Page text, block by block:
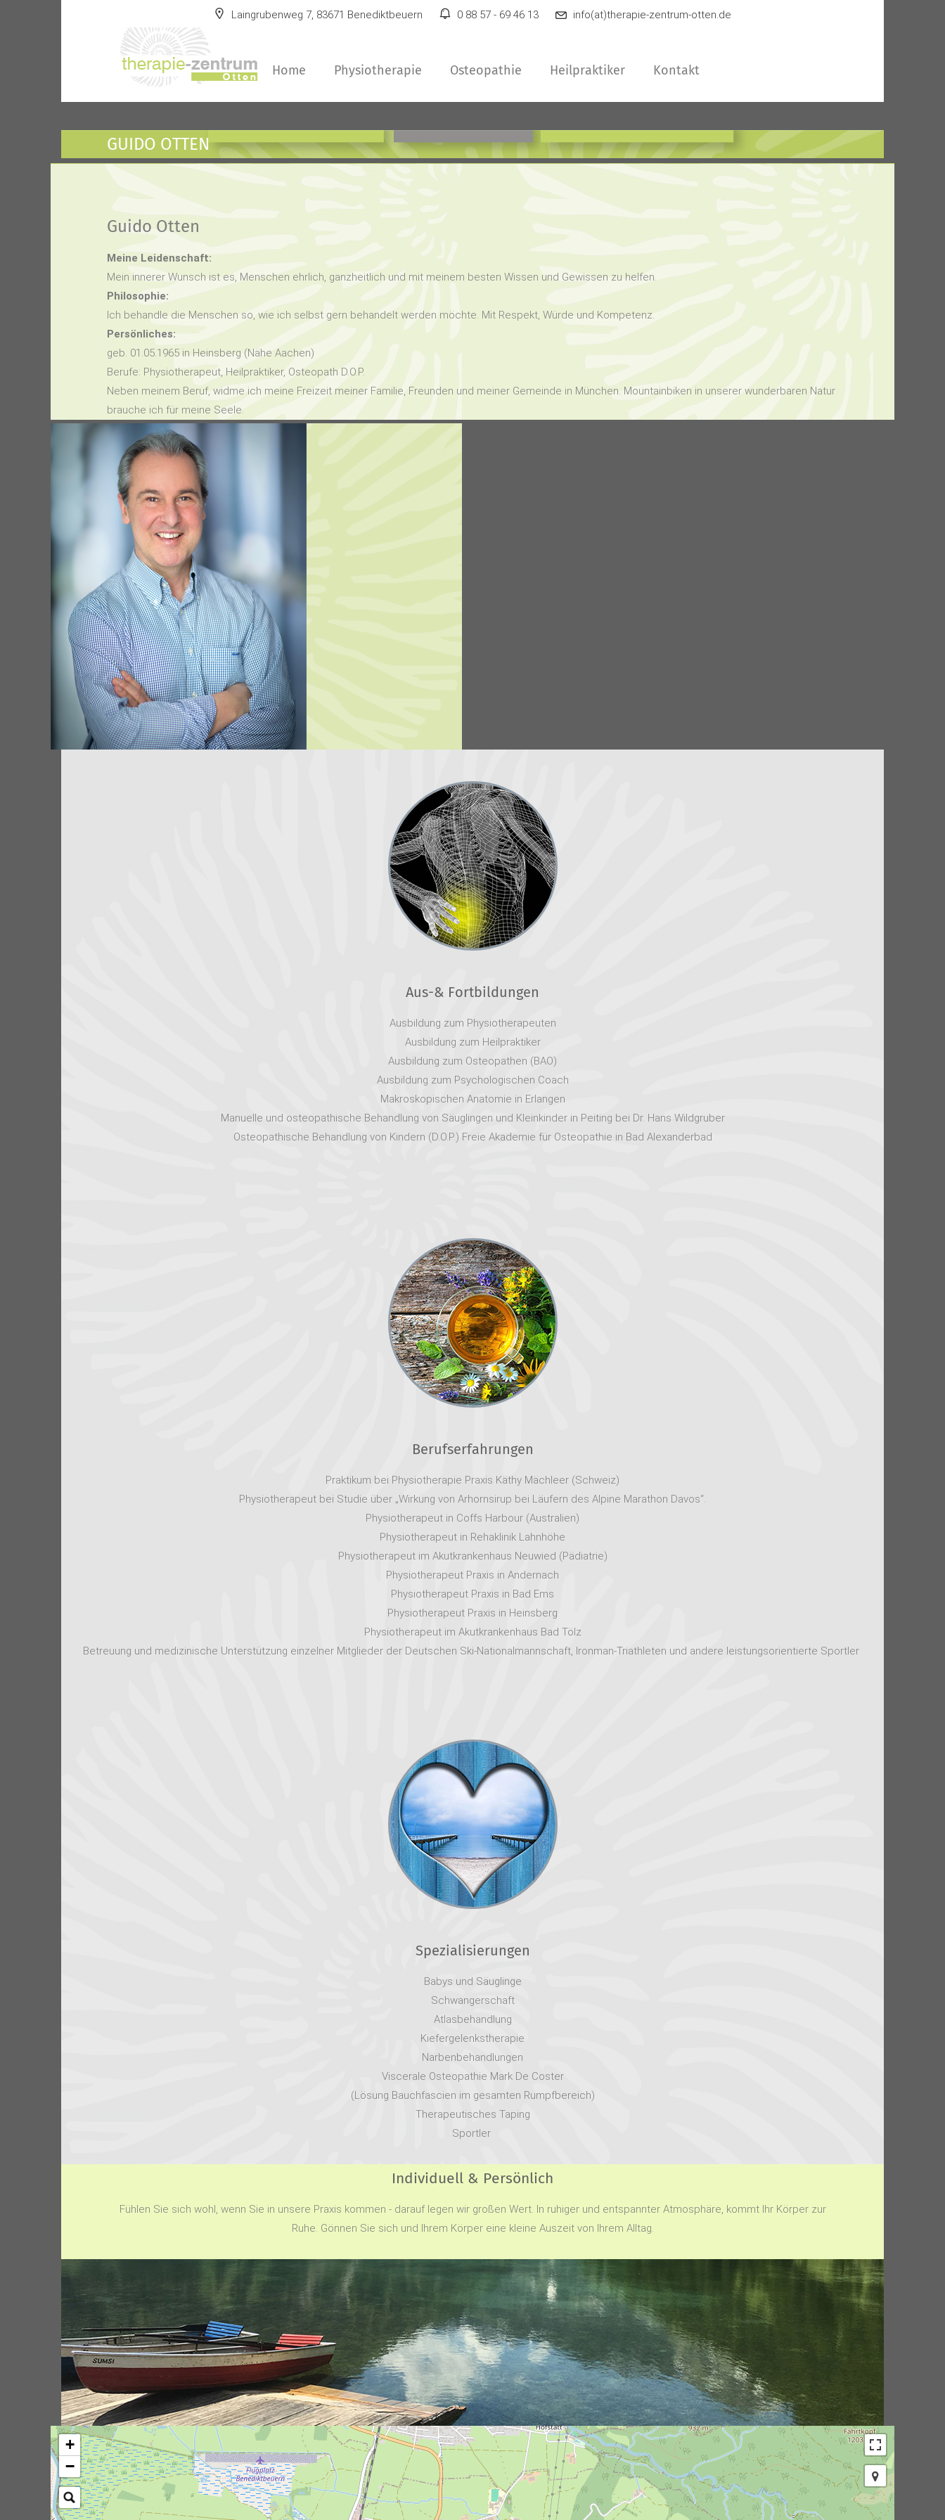
Laingrubenweg 7, 83671 Benediktbeuern 0 88 57 - 69 46 13 info(at)therapie-zentrum-otten.de
Home Physiotherapie Osteopathie Heilpraktiker Kontakt
GUIDO OTTEN
Guido Otten
Meine Leidenschaft:
Mein innerer Wunsch ist es, Menschen ehrlich, ganzheitlich und mit meinem besten Wissen und Gewissen zu helfen.
Philosophie:
Ich behandle die Menschen so, wie ich selbst gern behandelt werden möchte. Mit Respekt, Würde und Kompetenz.
Persönliches:
geb. 01.05.1965 in Heinsberg (Nähe Aachen)
Berufe: Physiotherapeut, Heilpraktiker, Osteopath D.O.P.
Neben meinem Beruf, widme ich meine Freizeit meiner Familie, Freunden und meiner Gemeinde in München. Mountainbiken in unserer wunderbaren Natur
brauche ich für meine Seele.
Aus-& Fortbildungen
Ausbildung zum Physiotherapeuten
Ausbildung zum Heilpraktiker
Ausbildung zum Osteopathen (BAO)
Ausbildung zum Psychologischen Coach
Makroskopischen Anatomie in Erlangen
Manuelle und osteopathische Behandlung von Säuglingen und Kleinkinder in Peiting bei Dr. Hans Wildgruber
Osteopathische Behandlung von Kindern (D.O.P.) Freie Akademie für Osteopathie in Bad Alexanderbad
Berufserfahrungen
Praktikum bei Physiotherapie Praxis Käthy Mächleer (Schweiz)
Physiotherapeut bei Studie über „Wirkung von Arhornsirup bei Läufern des Alpine Marathon Davos“.
Physiotherapeut in Coffs Harbour (Australien)
Physiotherapeut in Rehaklinik Lahnhöhe
Physiotherapeut im Akutkrankenhaus Neuwied (Pädiatrie)
Physiotherapeut Praxis in Andernach
Physiotherapeut Praxis in Bad Ems
Physiotherapeut Praxis in Heinsberg
Physiotherapeut im Akutkrankenhaus Bad Tölz
Betreuung und medizinische Unterstützung einzelner Mitglieder der Deutschen Ski-Nationalmannschaft, Ironman-Triathleten und andere leistungsorientierte Sportler
Spezialisierungen
Babys und Säuglinge
Schwangerschaft
Atlasbehandlung
Kiefergelenkstherapie
Narbenbehandlungen
Viscerale Osteopathie Mark De Coster
(Lösung Bauchfascien im gesamten Rumpfbereich)
Therapeutisches Taping
Sportler
Individuell & Persönlich
Fühlen Sie sich wohl, wenn Sie in unsere Praxis kommen - darauf legen wir großen Wert. In ruhiger und entspannter Atmosphäre, kommt Ihr Körper zur
Ruhe. Gönnen Sie sich und Ihrem Körper eine kleine Auszeit von Ihrem Alltag.
+
−